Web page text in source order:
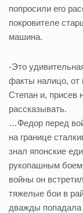
попросили его
покровителе
машина.
-Это
факты налицо, от
Степан и, присев
рассказывать.
…Федор перед
на границе
знал японские
рукопашным
войны он
тяжелые бои в
дважды попадала